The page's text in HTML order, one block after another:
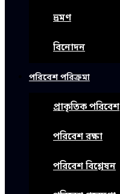
ভ্রমণ
বিনোদন
পরিবেশ পরিক্রমা
প্রাকৃতিক পরিবেশ
পরিবেশ রক্ষা
পরিবেশ বিশ্লেষন